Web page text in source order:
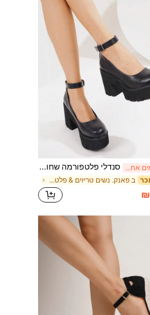
2 ימים אחרונים סנדלי פלטפורמה שחורים עם בוהן עגולה לנשים, אופנתיות לחופשה קז'ואלית עם סוליה עבה, נעלי מרי ג'יין
ב פאנק. נשים טריזים & פלטפורמה